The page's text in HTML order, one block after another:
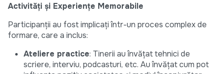
Activități și Experiențe Memorabile
Participanții au fost implicați într-un proces complex de
formare, care a inclus:
Ateliere practice: Tinerii au învățat tehnici de
scriere, interviu, podcasturi, etc. Au învățat cum pot